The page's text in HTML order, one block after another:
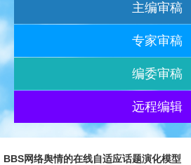
主编审稿
专家审稿
编委审稿
远程编辑
BBS网络舆情的在线自适应话题演化模型